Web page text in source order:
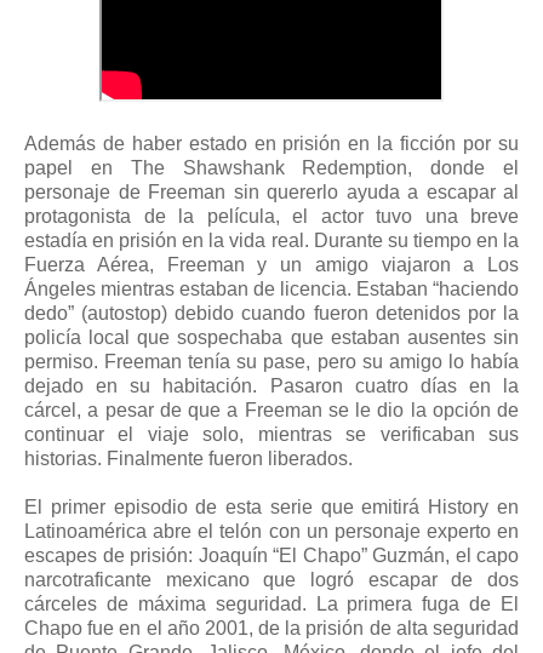
Además de haber estado en prisión en la ficción por su
papel en The Shawshank Redemption, donde el
personaje de Freeman sin quererlo ayuda a escapar al
protagonista de la película, el actor tuvo una breve
estadía en prisión en la vida real. Durante su tiempo en la
Fuerza Aérea, Freeman y un amigo viajaron a Los
Ángeles mientras estaban de licencia. Estaban “haciendo
dedo” (autostop) debido cuando fueron detenidos por la
policía local que sospechaba que estaban ausentes sin
permiso. Freeman tenía su pase, pero su amigo lo había
dejado en su habitación. Pasaron cuatro días en la
cárcel, a pesar de que a Freeman se le dio la opción de
continuar el viaje solo, mientras se verificaban sus
historias. Finalmente fueron liberados.
El primer episodio de esta serie que emitirá History en
Latinoamérica abre el telón con un personaje experto en
escapes de prisión: Joaquín “El Chapo” Guzmán, el capo
narcotraficante mexicano que logró escapar de dos
cárceles de máxima seguridad. La primera fuga de El
Chapo fue en el año 2001, de la prisión de alta seguridad